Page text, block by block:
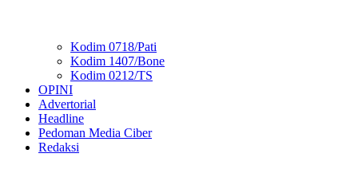
Kodim 0718/Pati
Kodim 1407/Bone
Kodim 0212/TS
OPINI
Advertorial
Headline
Pedoman Media Ciber
Redaksi